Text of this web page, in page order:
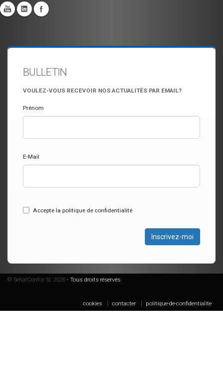
BULLETIN
VOULEZ-VOUS RECEVOIR NOS ACTUALITÉS PAR EMAIL?
Prénom
E-Mail
Accepte la politique de confidentialité
Inscrivez-moi
© SeñalConfor SL 2026 • Tous droits réservés
cookies contacter politique-de-confidentialite